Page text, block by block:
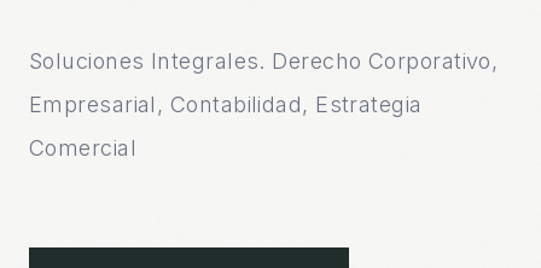
Soluciones Integrales. Derecho Corporativo,
Empresarial, Contabilidad, Estrategia
Comercial